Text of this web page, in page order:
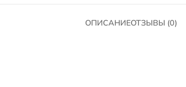
ОПИСАНИЕОТЗЫВЫ (0)